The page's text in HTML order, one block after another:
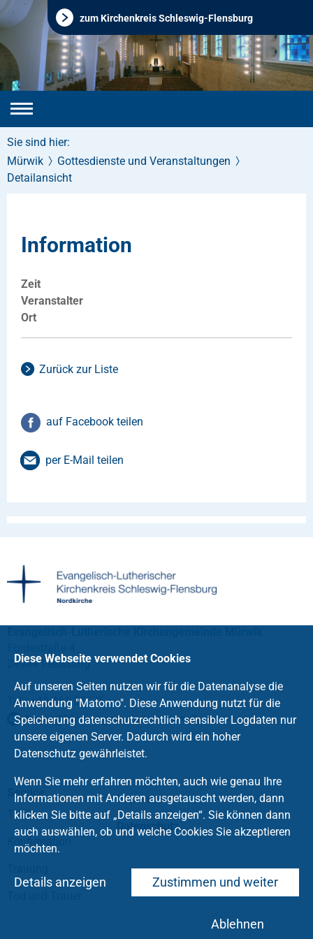
zum Kirchenkreis Schleswig-Flensburg
Sie sind hier:
Mürwik
Gottesdienste und Veranstaltungen
Detailansicht
Information
Zeit
Veranstalter
Ort
Zurück zur Liste
auf Facebook teilen
per E-Mail teilen
24944 Flensburg
Tel.: +49 461 35675
buero@kirchengemeinde-muerwik.de
Service
Taufe
Konfirmation
Impressum
Datenschutz
Diese Webseite verwendet Cookies
Auf unseren Seiten nutzen wir für die Datenanalyse die
Anwendung "Matomo". Diese Anwendung nutzt für die
Speicherung datenschutzrechtlich sensibler Logdaten nur
unsere eigenen Server. Dadurch wird ein hoher
Datenschutz gewährleistet.
Wenn Sie mehr erfahren möchten, auch wie genau Ihre
Informationen mit Anderen ausgetauscht werden, dann
klicken Sie bitte auf „Details anzeigen“. Sie können dann
auch auswählen, ob und welche Cookies Sie akzeptieren
möchten.
Zustimmen und weiter
Details anzeigen
Ablehnen